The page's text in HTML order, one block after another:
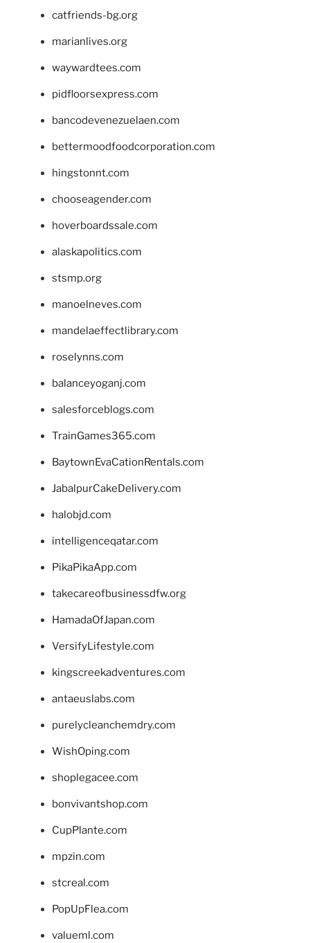
catfriends-bg.org
marianlives.org
waywardtees.com
pidfloorsexpress.com
bancodevenezuelaen.com
bettermoodfoodcorporation.com
hingstonnt.com
chooseagender.com
hoverboardssale.com
alaskapolitics.com
stsmp.org
manoelneves.com
mandelaeffectlibrary.com
roselynns.com
balanceyoganj.com
salesforceblogs.com
TrainGames365.com
BaytownEvaCationRentals.com
JabalpurCakeDelivery.com
halobjd.com
intelligenceqatar.com
PikaPikaApp.com
takecareofbusinessdfw.org
HamadaOfJapan.com
VersifyLifestyle.com
kingscreekadventures.com
antaeuslabs.com
purelycleanchemdry.com
WishOping.com
shoplegacee.com
bonvivantshop.com
CupPlante.com
mpzin.com
stcreal.com
PopUpFlea.com
valueml.com